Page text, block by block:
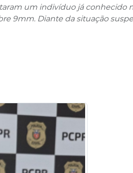
um indivíduo já conhecido
9mm. Diante da situação